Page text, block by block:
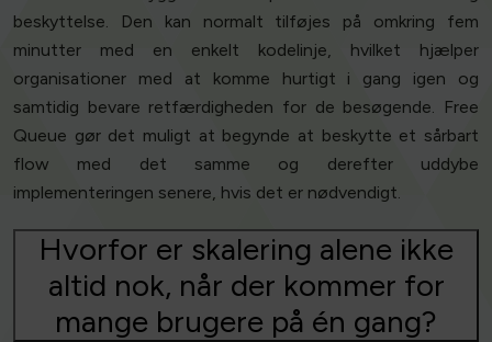
beskyttelse. Den kan normalt tilføjes på omkring fem
minutter med en enkelt kodelinje, hvilket hjælper
organisationer med at komme hurtigt i gang igen og
samtidig bevare retfærdigheden for de besøgende. Free
Queue gør det muligt at begynde at beskytte et sårbart
flow med det samme og derefter uddybe
implementeringen senere, hvis det er nødvendigt.
Hvorfor er skalering alene ikke
altid nok, når der kommer for
mange brugere på én gang?